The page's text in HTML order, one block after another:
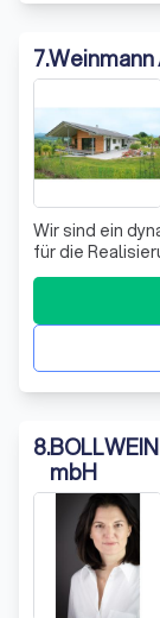
7.
Wir sind ein
für die
einem breiten
nach
Bauleitung.
8.
mbH